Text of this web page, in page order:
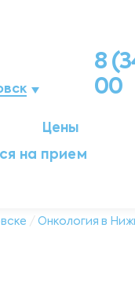
8
00
Цены
на прием
/ Онкология в